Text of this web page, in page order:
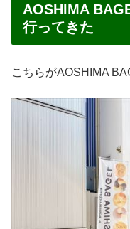
AOSHIMA
行ってきた
こちらがAOSHIMA